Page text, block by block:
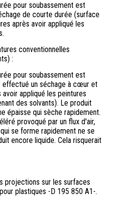
pour soubassement est
de courte durée (surface
après avoir appliqué les
conventionnelles
:
pour soubassement est
effectué un séchage à cœur et
appliqué les peintures
des solvants). Le produit
épaisse qui sèche rapidement.
provoqué par un flux d'air,
se forme rapidement ne se
encore liquide. Cela risquerait
projections sur les surfaces
plastiques -D 195 850 A1-.